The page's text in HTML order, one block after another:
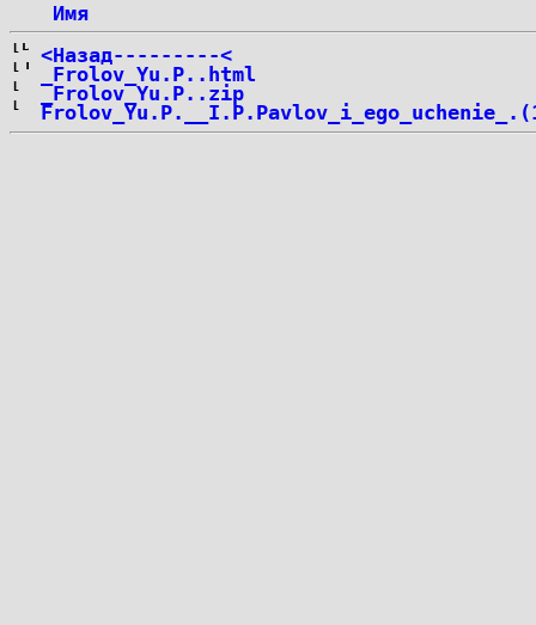
Имя
<Назад---------<
_Frolov_Yu.P..html
_Frolov_Yu.P..zip